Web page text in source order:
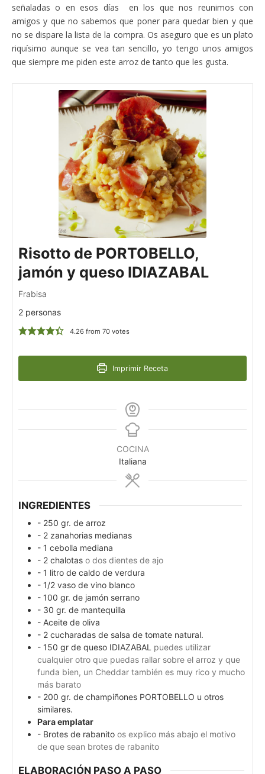
señaladas o en esos días en los que nos reunimos con
amigos y que no sabemos que poner para quedar bien y que
no se dispare la lista de la compra. Os aseguro que es un plato
riquísimo aunque se vea tan sencillo, yo tengo unos amigos
que siempre me piden este arroz de tanto que les gusta.
Risotto de PORTOBELLO,
jamón y queso IDIAZABAL
Frabisa
2 personas
4.26from 70votes
Imprimir Receta
COCINA
Italiana
INGREDIENTES
- 250 gr. de arroz
- 2 zanahorias medianas
- 1 cebolla mediana
- 2 chalotas o dos dientes de ajo
- 1 litro de caldo de verdura
- 1/2 vaso de vino blanco
- 100 gr. de jamón serrano
- 30 gr. de mantequilla
- Aceite de oliva
- 2 cucharadas de salsa de tomate natural.
- 150 gr de queso IDIAZABAL puedes utilizar
cualquier otro que puedas rallar sobre el arroz y que
funda bien, un Cheddar también es muy rico y mucho
más barato
- 200 gr. de champiñones PORTOBELLO u otros
similares.
Para emplatar
- Brotes de rabanito os explico más abajo el motivo
de que sean brotes de rabanito
ELABORACIÓN PASO A PASO